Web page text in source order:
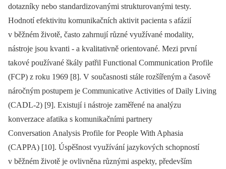
dotazníky nebo standardizovanými strukturovanými testy.
Hodnotí efektivitu komunikačních aktivit pa­cienta s afázií
v běžném životě, často zahrnují různé využívané modality,
nástroje jsou kvanti ‑⁠ a kvalitativně orientované. Mezi první
takové používané škály patřil Functional Communication Profile
(FCP) z roku 1969 [8]. V současnosti stále rozšířeným a časově
náročným postupem je Communicative Activities of Daily Living
(CADL‑2) [9]. Existují i nástroje zaměřené na analýzu
konverzace afatika s komunikačními partnery
Conversation Analysis Profile for People With Aphasia
(CAPPA) [10]. Úspěšnost využívání jazykových schopností
v běžném životě je ovlivněna různými aspekty, především